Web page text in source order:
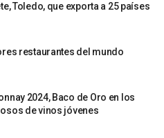
Toledo, que exporta a 25 países
restaurantes del mundo
2024, Baco de Oro en los
de vinos jóvenes